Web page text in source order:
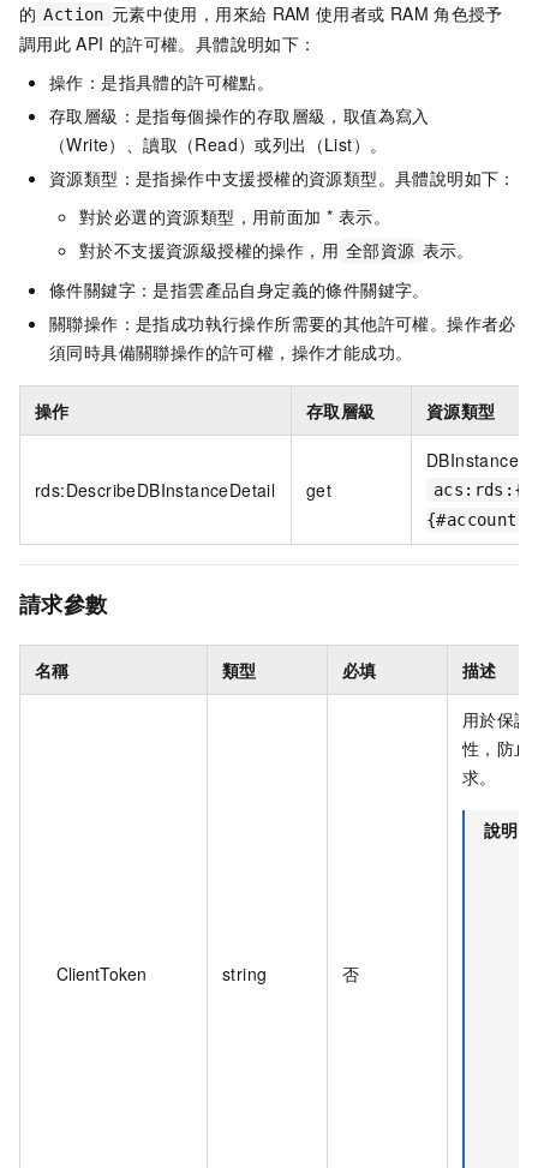
的 Action 元素中使用，用來給 RAM 使用者或 RAM 角色授予
調用此 API 的許可權。具體說明如下：
操作：是指具體的許可權點。
存取層級：是指每個操作的存取層級，取值為寫入
（Write）、讀取（Read）或列出（List）。
資源類型：是指操作中支援授權的資源類型。具體說明如下：
對於必選的資源類型，用前面加 * 表示。
對於不支援資源級授權的操作，用 全部資源 表示。
條件關鍵字：是指雲產品自身定義的條件關鍵字。
關聯操作：是指成功執行操作所需要的其他許可權。操作者必
須同時具備關聯操作的許可權，操作才能成功。
操作 存取層級 資源類型
rds:DescribeDBInstanceDetail get
DBInstance
請求參數
名稱 類型 必填 描述
ClientToken string 否
用於保證
性，防止
求。
說明